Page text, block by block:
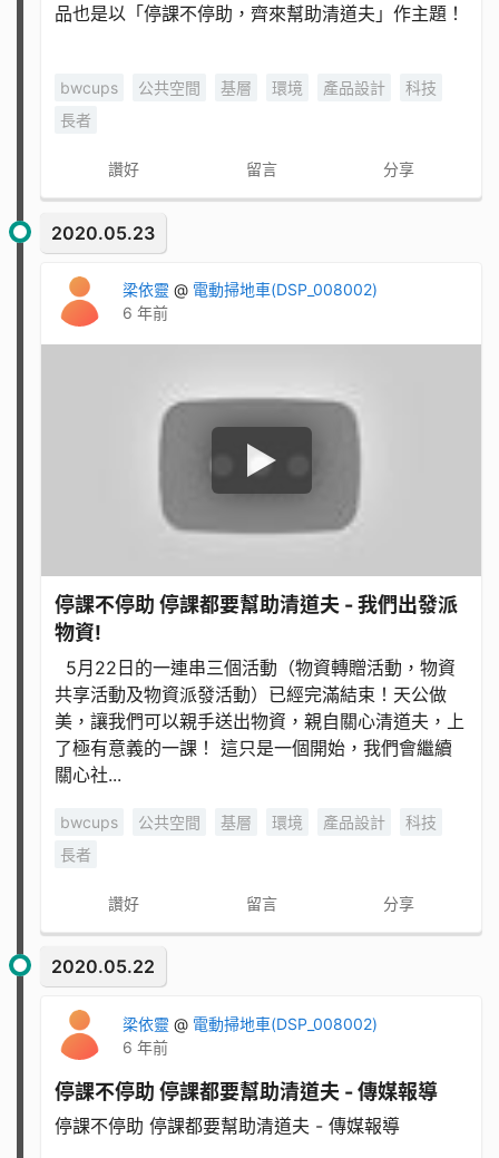
品也是以「停課不停助，齊來幫助清道夫」作主題！
bwcups 公共空間 基層 環境 產品設計
科技
長者
讚好 留言 分享
2020.05.23
梁依靈 @ 電動掃地車(DSP_008002)
6 年前
停課不停助 停課都要幫助清道夫 - 我們出發派
物資!
5月22日的一連串三個活動（物資轉贈活動，物資
共享活動及物資派發活動）已經完滿結束！天公做
美，讓我們可以親手送出物資，親自關心清道夫，上
了極有意義的一課！ 這只是一個開始，我們會繼續
關心社...
bwcups 公共空間 基層 環境 產品設計
科技
長者
讚好 留言 分享
2020.05.22
梁依靈 @ 電動掃地車(DSP_008002)
6 年前
停課不停助 停課都要幫助清道夫 - 傳媒報導
停課不停助 停課都要幫助清道夫 - 傳媒報導